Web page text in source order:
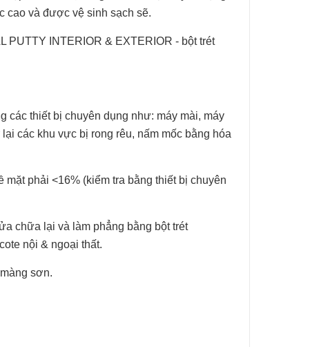
cao và được vệ sinh sạch sẽ.
PUTTY INTERIOR & EXTERIOR - bột trét
các thiết bị chuyên dụng như: máy mài, máy
các khu vực bị rong rêu, nấm mốc bằng hóa
mặt phải <16% (kiểm tra bằng thiết bị chuyên
chữa lại và làm phẳng bằng bột trét
nội & ngoại thất.
sơn.